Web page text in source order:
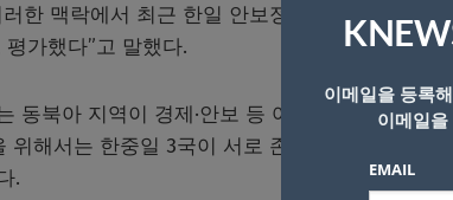
러한 맥락에서 최근 한일 안보정책협의회가 최
평가했다”고 말했다.
동북아 지역이 경제·안보 등 여러 측면에서 서
위해서는 한중일 3국이 서로 존중하고 협력하며
.
이메일을 등록
이메일
EMAIL